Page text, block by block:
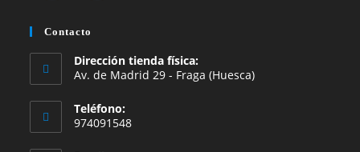
abre
una
nueva
pestaña
abre
una
pestaña
Contacto
Dirección tienda física:
Av. de Madrid 29 - Fraga (Huesca)
Teléfono:
974091548